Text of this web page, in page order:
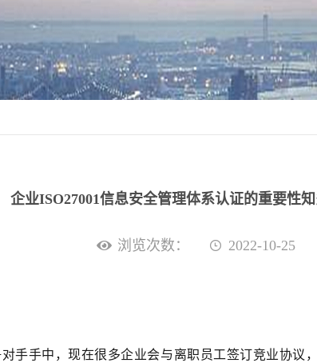
企业ISO27001信息安全管理体系认证的重要性
浏览次数： 2022-10-25
手手中，现在很多企业会与离职员工签订竞业协议